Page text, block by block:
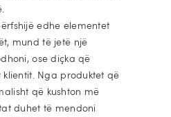
edhe elementet
mund të jetë një
ose diçka që
Nga produktet që
që kushton më
duhet të mendoni